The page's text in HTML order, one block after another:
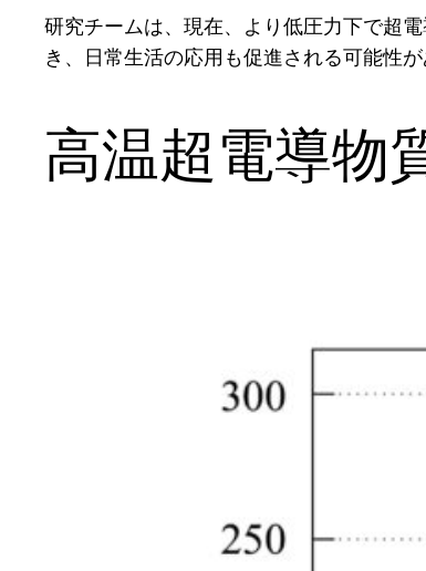
研究チームは、現在、より低圧力下で超
き、日常生活の応用も促進される可能性
高温超電導物